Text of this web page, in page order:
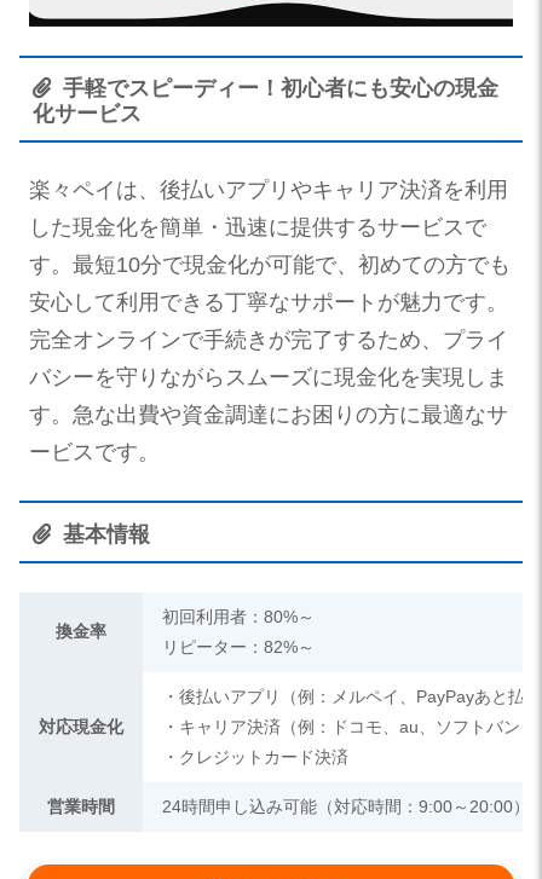
手軽でスピーディー！初心者にも安心の現金
化サービス
楽々ペイは、後払いアプリやキャリア決済を利用
した現金化を簡単・迅速に提供するサービスで
す。最短10分で現金化が可能で、初めての方でも
安心して利用できる丁寧なサポートが魅力です。
完全オンラインで手続きが完了するため、プライ
バシーを守りながらスムーズに現金化を実現しま
す。急な出費や資金調達にお困りの方に最適なサ
ービスです。
基本情報
換金率
初回利用者：80%～
リピーター：82%～
対応現金化
・後払いアプリ（例：メルペイ、PayPayあと払
・キャリア決済（例：ドコモ、au、ソフトバンク
・クレジットカード決済
営業時間 24時間申し込み可能（対応時間：9:00～20:00）